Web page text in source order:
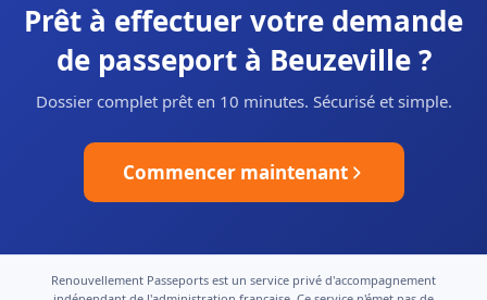
Prêt à effectuer votre demande
de passeport à Beuzeville ?
Dossier complet prêt en 10 minutes. Sécurisé et simple.
Commencer maintenant
Renouvellement Passeports est un service privé d'accompagnement